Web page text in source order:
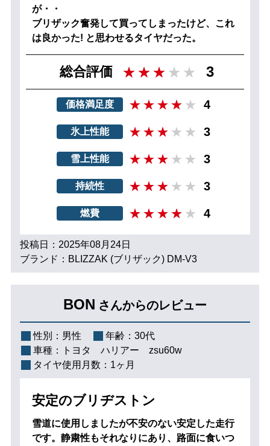
が・・
ブリザック奮発して買ってしまったけど、これ
は良かった! と思わせるタイヤだった。
総合評価 3
価格満足度 4
氷上性能 3
雪上性能 3
持続性 3
燃費 4
投稿日：2025年08月24日
ブランド：BLIZZAK (ブリザック) DM-V3
BON さんからのレビュー
性別： 男性 年齢： 30代
車種：
トヨタ ハリアー zsu60w
タイヤ使用月数： 1ヶ月
安定のブリヂストン
雪道に使用しましたが不安のない安定した走行
です。静粛性もそれなりにあり、路面に食いつ